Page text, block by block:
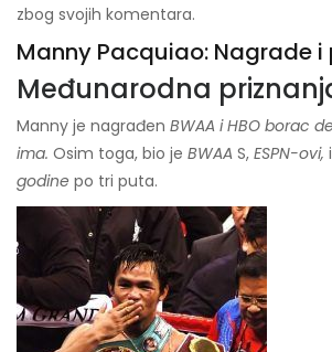
zbog svojih komentara.
Manny Pacquiao: Nagrade
Međunarodna
Manny je nagrađen BWAA i HBO borac
ima. Osim toga, bio je BWAA S, ESPN-ovi, i
godine po tri puta.